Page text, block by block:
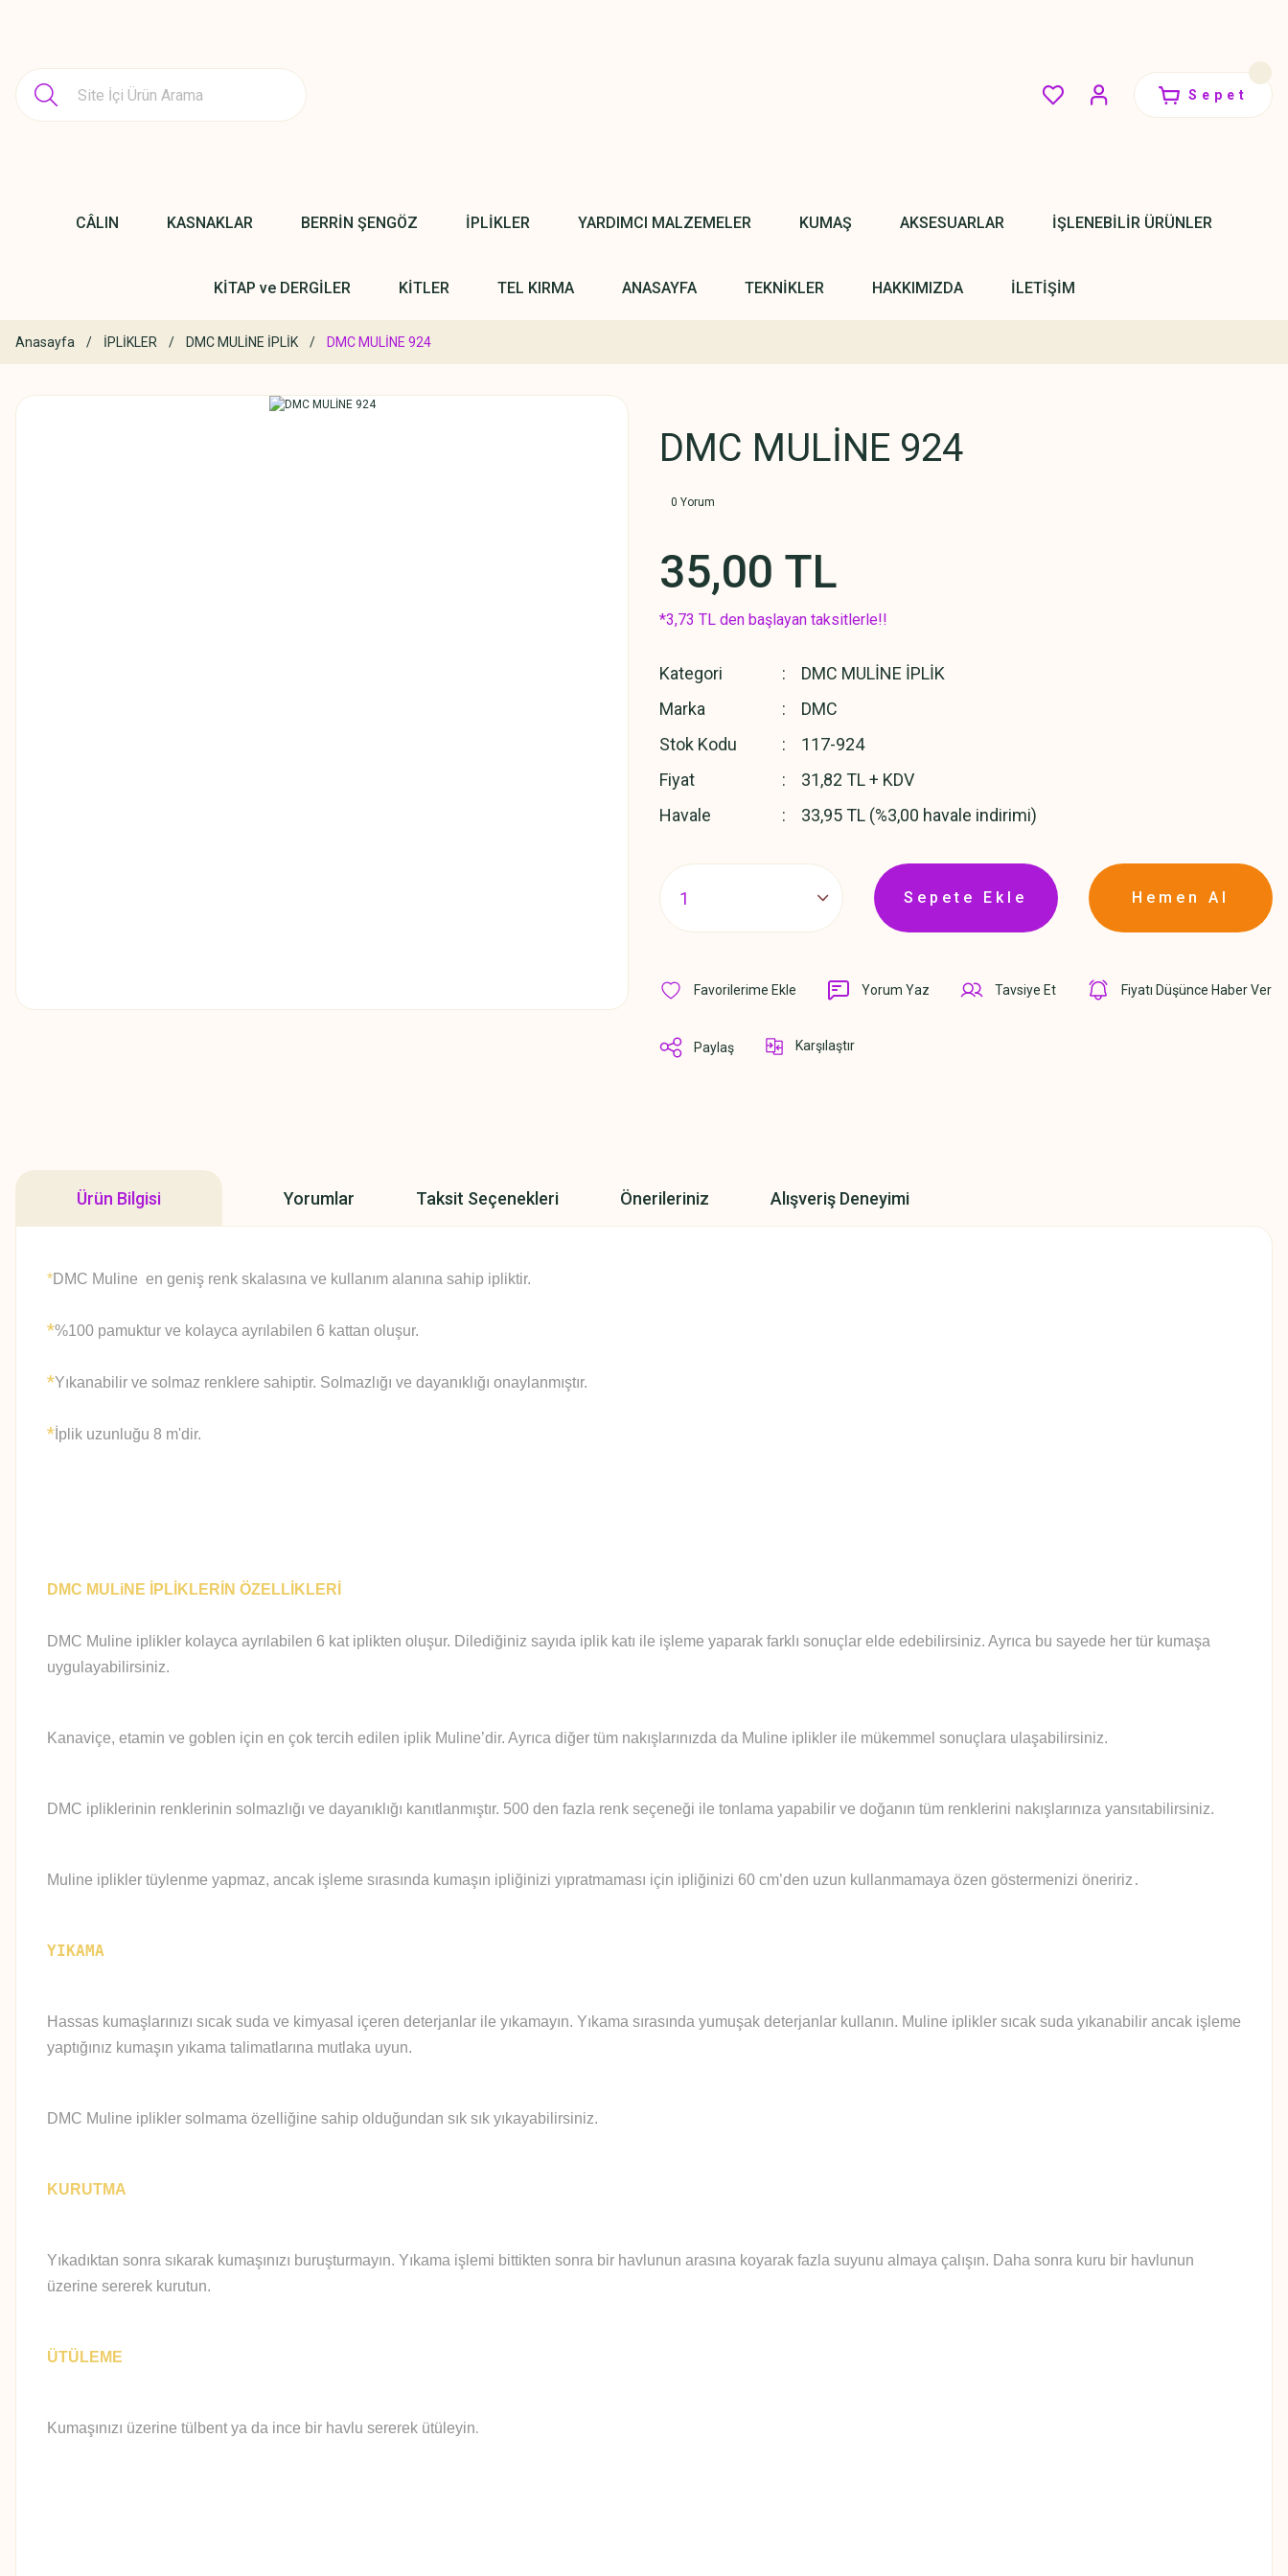
Sepet
CÂLIN KASNAKLAR BERRİN ŞENGÖZ İPLİKLER YARDIMCI MALZEMELER KUMAŞ AKSESUARLAR İŞLENEBİLİR ÜRÜNLER
KİTAP ve DERGİLER KİTLER TEL KIRMA ANASAYFA TEKNİKLER HAKKIMIZDA İLETİŞİM
Anasayfa İPLİKLER DMC MULİNE İPLİK DMC MULİNE 924
DMC MULİNE 924
0 Yorum
35,00 TL
*3,73 TL den başlayan taksitlerle!!
Kategori
DMC MULİNE İPLİK
Marka
DMC
Stok Kodu
117-924
Fiyat
31,82 TL + KDV
Havale
33,95 TL (%3,00 havale indirimi)
Sepete Ekle Hemen Al
Yorum Yaz Tavsiye Et Fiyatı Düşünce Haber Ver
Paylaş Karşılaştır
Ürün Bilgisi Yorumlar Taksit Seçenekleri Önerileriniz Alışveriş Deneyimi
*DMC Muline en geniş renk skalasına ve kullanım alanına sahip ipliktir.
*%100 pamuktur ve kolayca ayrılabilen 6 kattan oluşur.
*Yıkanabilir ve solmaz renklere sahiptir. Solmazlığı ve dayanıklığı onaylanmıştır.
* İplik uzunluğu 8 m'dir.
DMC MULiNE İPLİKLERİN ÖZELLİKLERİ
DMC Muline iplikler kolayca ayrılabilen 6 kat iplikten oluşur. Dilediğiniz sayıda iplik katı ile işleme yaparak farklı sonuçlar elde edebilirsiniz. Ayrıca bu sayede her tür kumaşa
uygulayabilirsiniz.
Kanaviçe, etamin ve goblen için en çok tercih edilen iplik Muline’dir. Ayrıca diğer tüm nakışlarınızda da Muline iplikler ile mükemmel sonuçlara ulaşabilirsiniz.
DMC ipliklerinin renklerinin solmazlığı ve dayanıklığı kanıtlanmıştır. 500 den fazla renk seçeneği ile tonlama yapabilir ve doğanın tüm renklerini nakışlarınıza yansıtabilirsiniz.
Muline iplikler tüylenme yapmaz, ancak işleme sırasında kumaşın ipliğinizi yıpratmaması için ipliğinizi 60 cm’den uzun kullanmamaya özen göstermenizi öneririz .
YIKAMA
Hassas kumaşlarınızı sıcak suda ve kimyasal içeren deterjanlar ile yıkamayın. Yıkama sırasında yumuşak deterjanlar kullanın. Muline iplikler sıcak suda yıkanabilir ancak işleme
yaptığınız kumaşın yıkama talimatlarına mutlaka uyun.
DMC Muline iplikler solmama özelliğine sahip olduğundan sık sık yıkayabilirsiniz.
KURUTMA
Yıkadıktan sonra sıkarak kumaşınızı buruşturmayın. Yıkama işlemi bittikten sonra bir havlunun arasına koyarak fazla suyunu almaya çalışın. Daha sonra kuru bir havlunun
üzerine sererek kurutun.
ÜTÜLEME
Kumaşınızı üzerine tülbent ya da ince bir havlu sererek ütüleyin.